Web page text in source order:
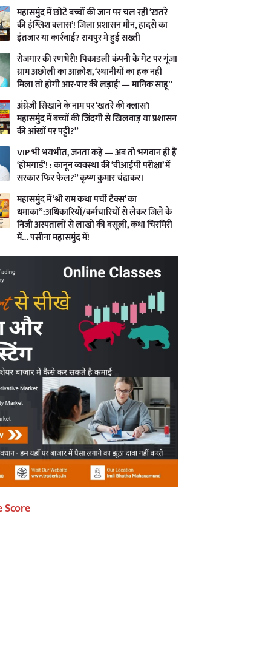
महासमुंद में छोटे बच्चों की जान पर चल रही ‘खतरे
की इंग्लिश क्लास’! जिला प्रशासन मौन, हादसे का
इंतजार या कार्रवाई? रायपुर में हुई सख्ती
रोजगार की रणभेरी! पिकाडली कंपनी के गेट पर गूंजा
ग्राम अछोली का आक्रोश, ‘स्थानीयों का हक नहीं
मिला तो होगी आर-पार की लड़ाई’ — मानिक साहू”
अंग्रेज़ी सिखाने के नाम पर ‘खतरे की क्लास’!
महासमुंद में बच्चों की जिंदगी से खिलवाड़ या प्रशासन
की आंखों पर पट्टी?”
VIP भी भयभीत, जनता कहे — अब तो भगवान ही हैं
‘होमगार्ड’! : कानून व्यवस्था की ‘वीआईपी परीक्षा’ में
सरकार फिर फेल?” कृष्ण कुमार चंद्राकर।
महासमुंद में ‘श्री राम कथा पर्ची टैक्स’ का
धमाका”:अधिकारियों/कर्मचारियों से लेकर जिले के
निजी अस्पतालों से लाखों की वसूली, कथा चिरमिरी
में… पसीना महासमुंद में!
Score